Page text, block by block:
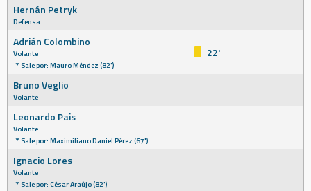
Hernán Petryk
Defensa
Adrián Colombino
Volante
Sale por: Mauro Méndez (82')
22'
Bruno Veglio
Volante
Leonardo Pais
Volante
Sale por: Maximiliano Daniel Pérez (67')
Ignacio Lores
Volante
Sale por: César Araújo (82')